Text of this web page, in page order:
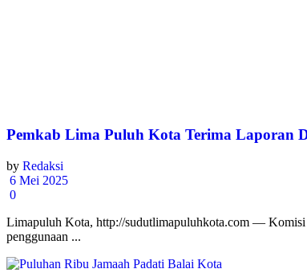
Pemkab Lima Puluh Kota Terima Laporan
by Redaksi
6 Mei 2025
0
Limapuluh Kota, http://sudutlimapuluhkota.com — Komisi
penggunaan ...